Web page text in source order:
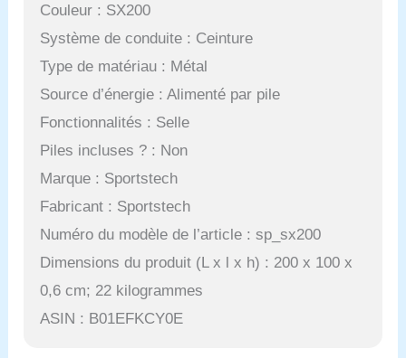
Couleur : SX200
Système de conduite : Ceinture
Type de matériau : Métal
Source d’énergie : Alimenté par pile
Fonctionnalités : Selle
Piles incluses ? : Non
Marque : Sportstech
Fabricant : Sportstech
Numéro du modèle de l’article : sp_sx200
Dimensions du produit (L x l x h) : 200 x 100 x
0,6 cm; 22 kilogrammes
ASIN : B01EFKCY0E